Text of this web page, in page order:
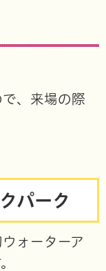
、来場の際
パーク
ォーターア